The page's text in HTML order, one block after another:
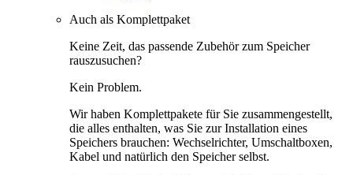
Auch als Komplettpaket
Keine Zeit, das passende Zubehör zum Speicher
rauszusuchen?
Kein Problem.
Wir haben Komplettpakete für Sie zusammengestellt,
die alles enthalten, was Sie zur Installation eines
Speichers brauchen: Wechselrichter, Umschaltboxen,
Kabel und natürlich den Speicher selbst.